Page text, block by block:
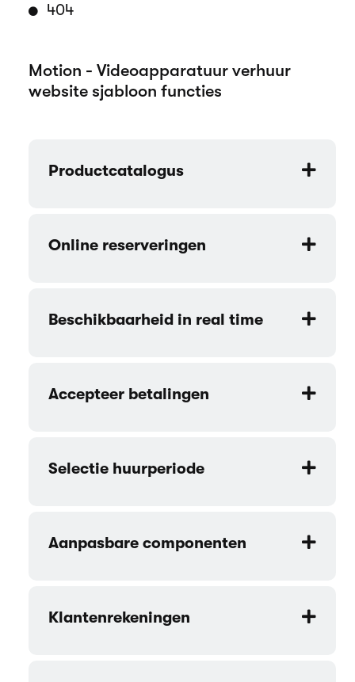
404
Motion - Videoapparatuur verhuur
website sjabloon functies
Productcatalogus
Online reserveringen
Beschikbaarheid in real time
Accepteer betalingen
Selectie huurperiode
Aanpasbare componenten
Klantenrekeningen